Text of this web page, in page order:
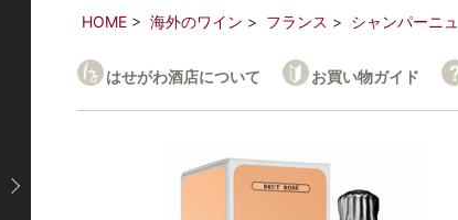
HOME 海外のワイン フランス シャンパーニュ
はせがわ酒店について お買い物ガイド